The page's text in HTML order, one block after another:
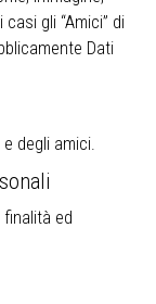
gli “Amici” di
Dati
degli amici.
ed